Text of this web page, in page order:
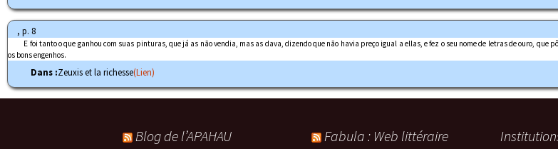
, p. 8
E foi tanto o que ganhou com suas pinturas, que já as não vendia, mas as dava, dizendo que não havia preço igual a ellas, e fez o seu nome de letras de ouro,
os bons engenhos.
Dans :Zeuxis et la richesse(Lien)
Blog de l’APAHAU Fabula : Web littéraire